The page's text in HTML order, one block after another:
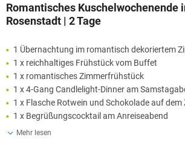
Romantisches Kuschelwochenende
Rosenstadt | 2 Tage
1 Übernachtung im romantisch dekoriertem
1 x reichhaltiges Frühstück vom Buffet
1 x romantisches Zimmerfrühstück
1 x 4-Gang Candlelight-Dinner am
1 x Flasche Rotwein und Schokolade auf dem
1 x Begrüßungscocktail am Anreiseabend
Mehr lesen